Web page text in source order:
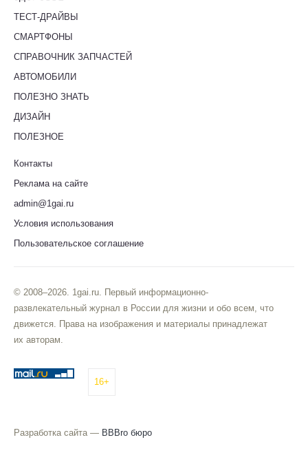
ТЕСТ-ДРАЙВЫ
СМАРТФОНЫ
СПРАВОЧНИК ЗАПЧАСТЕЙ
АВТОМОБИЛИ
ПОЛЕЗНО ЗНАТЬ
ДИЗАЙН
ПОЛЕЗНОЕ
Контакты
Реклама на сайте
admin@1gai.ru
Условия использования
Пользовательское соглашение
© 2008–2026. 1gai.ru. Первый информационно-
развлекательный журнал в России для жизни и обо всем, что
движется. Права на изображения и материалы принадлежат
их авторам.
16+
Разработка сайта — BBBro бюро